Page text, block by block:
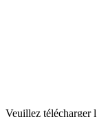
Veuillez télécharger